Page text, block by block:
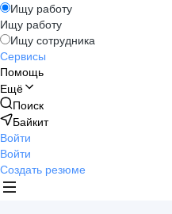
Ищу работу
Ищу работу
Ищу сотрудника
Сервисы
Помощь
Ещё
Поиск
Байкит
Войти
Войти
Создать резюме